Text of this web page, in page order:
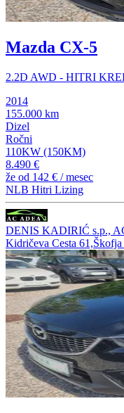
Mazda CX-5
2.2D AWD - HITRI
2014
155.000 km
Dizel
Ročni
110KW (150KM)
8.490 €
že od 142 € / mesec
NLB Hitri Lizing
DENIS KADIRIĆ s.p.,
Kidričeva Cesta